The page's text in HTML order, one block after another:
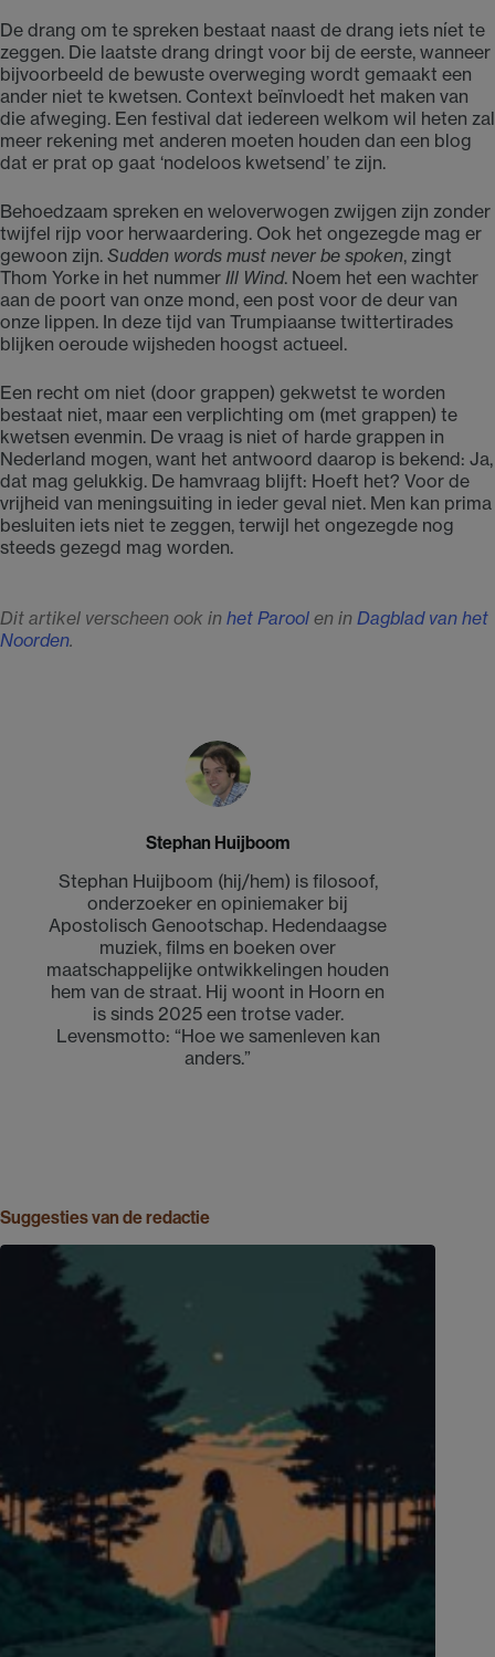
De drang om te spreken bestaat naast de drang iets níet te
zeggen. Die laatste drang dringt voor bij de eerste, wanneer
bijvoorbeeld de bewuste overweging wordt gemaakt een
ander niet te kwetsen. Context beïnvloedt het maken van
die afweging. Een festival dat iedereen welkom wil heten zal
meer rekening met anderen moeten houden dan een blog
dat er prat op gaat ‘nodeloos kwetsend’ te zijn.
Behoedzaam spreken en weloverwogen zwijgen zijn zonder
twijfel rijp voor herwaardering. Ook het ongezegde mag er
gewoon zijn. Sudden words must never be spoken, zingt
Thom Yorke in het nummer Ill Wind. Noem het een wachter
aan de poort van onze mond, een post voor de deur van
onze lippen. In deze tijd van Trumpiaanse twittertirades
blijken oeroude wijsheden hoogst actueel.
Een recht om niet (door grappen) gekwetst te worden
bestaat niet, maar een verplichting om (met grappen) te
kwetsen evenmin. De vraag is niet of harde grappen in
Nederland mogen, want het antwoord daarop is bekend: Ja,
dat mag gelukkig. De hamvraag blijft: Hoeft het? Voor de
vrijheid van meningsuiting in ieder geval niet. Men kan prima
besluiten iets niet te zeggen, terwijl het ongezegde nog
steeds gezegd mag worden.
Dit artikel verscheen ook in het Parool en in Dagblad van het
Noorden.
Stephan Huijboom
Stephan Huijboom (hij/hem) is filosoof,
onderzoeker en opiniemaker bij
Apostolisch Genootschap. Hedendaagse
muziek, films en boeken over
maatschappelijke ontwikkelingen houden
hem van de straat. Hij woont in Hoorn en
is sinds 2025 een trotse vader.
Levensmotto: “Hoe we samenleven kan
anders.”
Suggesties van de redactie